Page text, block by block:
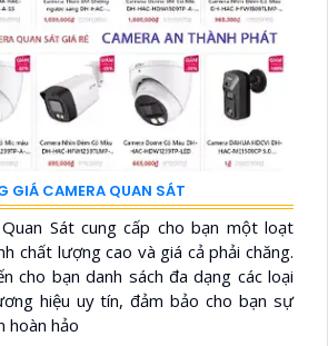
GIÁ CAMERA QUAN SÁT
Sát cung cấp cho bạn một loạt
chất lượng cao và giá cả phải chăng.
cho bạn danh sách đa dạng các loại
hiệu uy tín, đảm bảo cho bạn sự
hoàn hảo